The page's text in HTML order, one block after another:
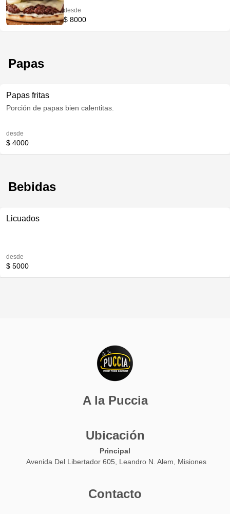
y artesanal pan Puccia.
desde
$ 8000
Papas
Papas fritas
Porción de papas bien calentitas.
desde
$ 4000
Bebidas
Licuados
desde
$ 5000
A la Puccia
Ubicación
Principal
Avenida Del Libertador 605, Leandro N. Alem, Misiones
Contacto